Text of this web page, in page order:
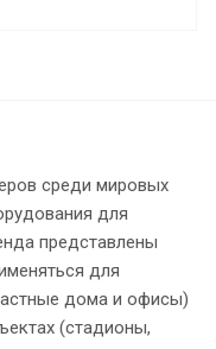
среди мировых
для
представлены
для
дома и офисы)
(стадионы,